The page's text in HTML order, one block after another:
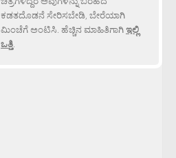
ಕಡತದೊಡನೆ ಸೇರಿಸಬೇಡಿ, ಬೇರೆಯಾಗಿ
ಮಿಂಚೆಗೆ ಅಂಟಿಸಿ. ಹೆಚ್ಚಿನ ಮಾಹಿತಿಗಾಗಿಇಲ್ಲಿ
ಒತ್ತಿ.